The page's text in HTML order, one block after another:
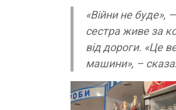
«Війни не буде»,
сестра живе за
від дороги. «Це
машини», –